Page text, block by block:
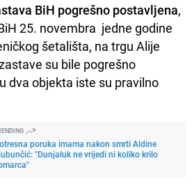
BiH pogrešno postavljena,
25. novembra jedne godine
šetališta, na trgu Alije
su bile pogrešno
dva objekta iste su pravilno
poruka imama nakon smrti Aldine
"Dunjaluk ne vrijedi ni koliko krilo